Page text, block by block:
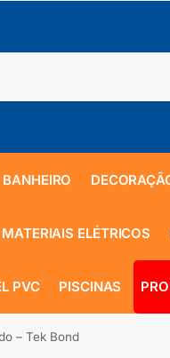
BANHEIRO
MATERIAIS ELÉTRICOS
PVC PISCINAS
– Tek Bond